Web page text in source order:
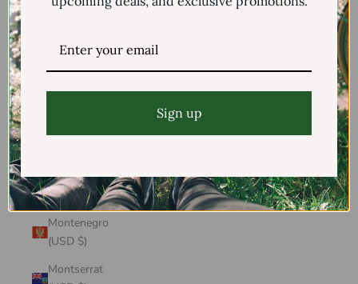
Mayotte (USD
Mexico (USD $)
Mongolia (USD
$)
Montenegro
(USD $)
Montserrat
Sign up